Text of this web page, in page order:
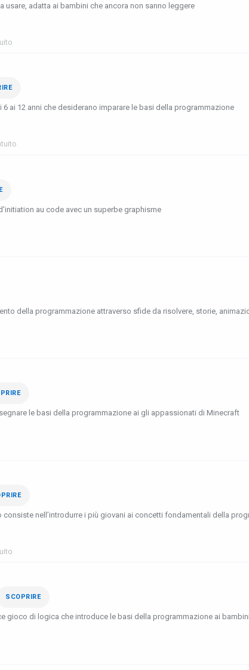
usare, adatta ai bambini che ancora non sanno leggere
6 ai 12 anni che desiderano imparare le basi della programmazione
au code avec un superbe graphisme
della programmazione attraverso sfide da risolvere, storie,
le basi della programmazione ai gli appassionati di Minecraft
nell’introdurre i più giovani ai concetti fondamentali della
SCOPRIRE
gioco di logica che introduce le basi della programmazione ai